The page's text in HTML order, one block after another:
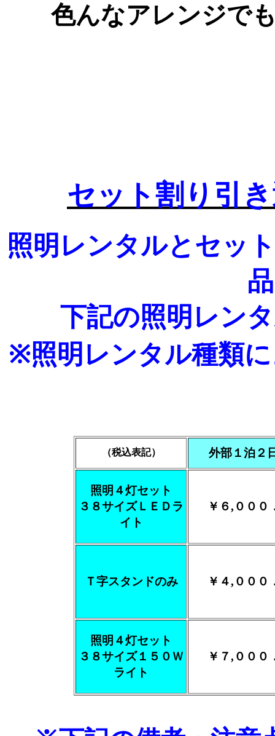
色んなアレンジで
セット割り引
照明レンタルとセッ
下記の照明レン
※照明レンタル種類
（税込表記） 外部１泊２
照明４灯セット
３８サイズＬＥＤラ
イト
￥６,０００
Ｔ字スタンドのみ ￥４,０００
照明４灯セット
３８サイズ１５０Ｗ
ライト
￥７,０００